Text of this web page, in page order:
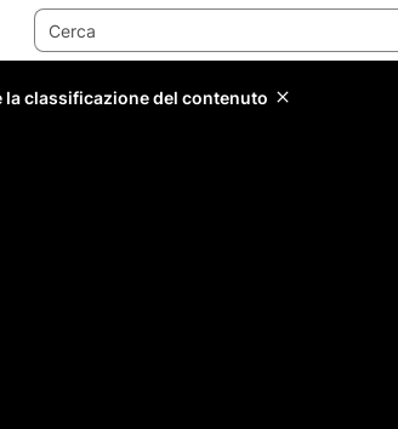
classificazione del contenuto